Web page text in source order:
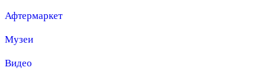
Афтермаркет
Музеи
Видео